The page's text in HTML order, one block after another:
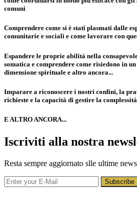
comuni
Comprendere come si è stati plasmati dalle
comunitarie e sociali e come lavorare con
Espandere le proprie abilità nella
somatica e comprendere come risiedono in
dimensione spirituale e altro ancora...
Imparare a riconoscere i nostri confini, la
richieste e la capacità di gestire la
E ALTRO ANCORA...
Iscriviti alla nostra
Resta sempre aggiornato slle ultime
Subscribe